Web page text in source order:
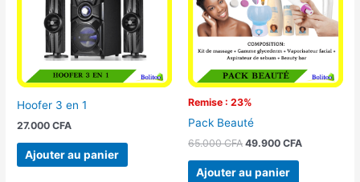
Hoofer 3 en 1
27.000CFA
Ajouter au panier
Remise : 23%
Pack Beauté
65.000CFA 49.900 CFA
Ajouter au panier